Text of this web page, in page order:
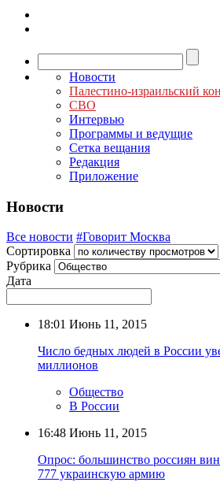
Новости
Палестино-израильский
СВО
Интервью
Программы и ведущие
Сетка вещания
Редакция
Приложение
Новости
Все новости #Говорит Москва
Сортировка
Рубрика
Дата
18:01 Июнь 11, 2015
Число бедных людей в России
миллионов
Общество
В России
16:48 Июнь 11, 2015
Опрос: большинство россиян
777 украинскую армию